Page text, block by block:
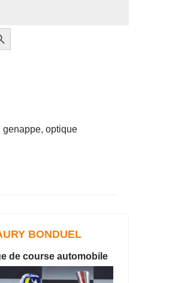
genappe, optique
BONDUEL
de course automobile